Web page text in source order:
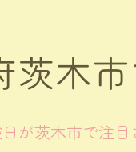
茨木
が茨木市で注目